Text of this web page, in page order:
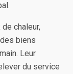
chaleur,
biens
Leur
du service